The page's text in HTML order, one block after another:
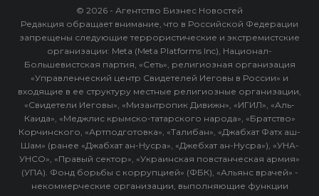
© 2026 - Агентство Бизнес Новостей
Редакция обращает внимание, что в Российской Федерации
запрещены следующие террористические и экстремистские
организации: Meta (Meta Platforms Inc), Национал-
Большевистская партия, «Сеть», религиозная организация
«Управленческий центр Свидетелей Иеговы в России» и
входящие в ее структуру местные религиозные организации,
«Свидетели Иеговы», «Мизантропик Дивижн», «ИГИЛ», «Аль-
Каида», «Меджлис крымско-татарского народа», «Братство»
Корчинского, «Артподготовка», «Талибан», «Джабхат Фатх аш-
Шам» (ранее «Джабхат ан-Нусра», «Джебхат ан-Нусра»), «УНА-
УНСО», «Правый сектор», «Украинская повстанческая армия»
(УПА). Фонд борьбы с коррупцией» (ФБК), «Альянс врачей» -
некоммерческие организации, выполняющие функции